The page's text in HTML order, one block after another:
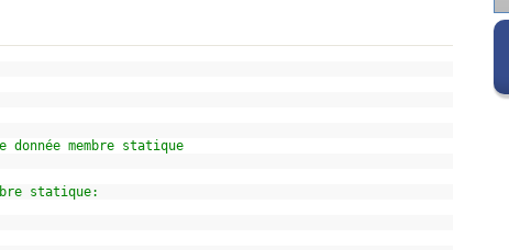
membre statique
statique: